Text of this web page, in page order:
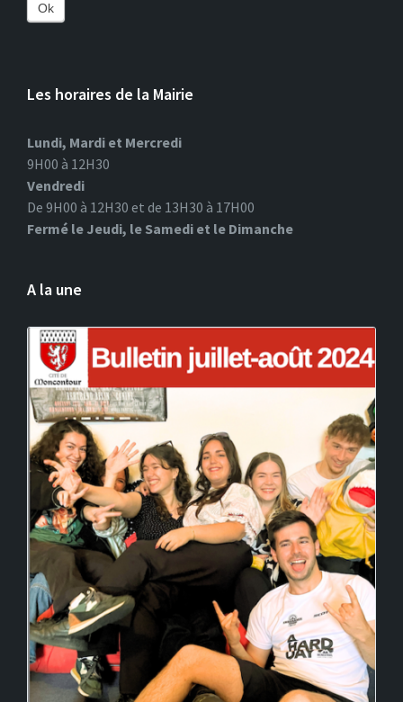
Ok
Les horaires de la Mairie
Lundi, Mardi et Mercredi
9H00 à 12H30
Vendredi
De 9H00 à 12H30 et de 13H30 à 17H00
Fermé le Jeudi, le Samedi et le Dimanche
A la une